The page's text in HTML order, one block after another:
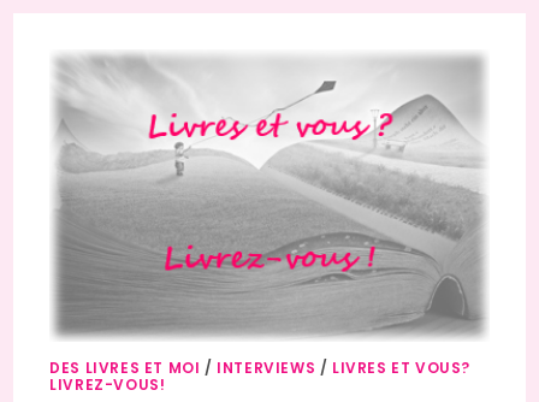
DES LIVRES ET MOI / INTERVIEWS / LIVRES ET VOUS?
LIVREZ-VOUS!